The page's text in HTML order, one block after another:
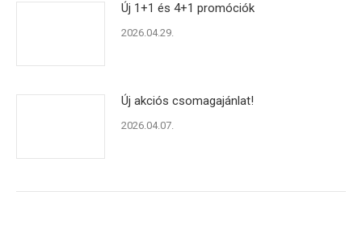
Új 1+1 és 4+1 promóciók
2026.04.29.
Új akciós csomagajánlat!
2026.04.07.